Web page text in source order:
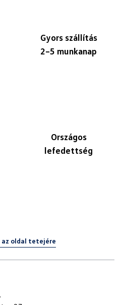
Gyors szállítás
2–5 munkanap
Országos
lefedettség
az oldal tetejére